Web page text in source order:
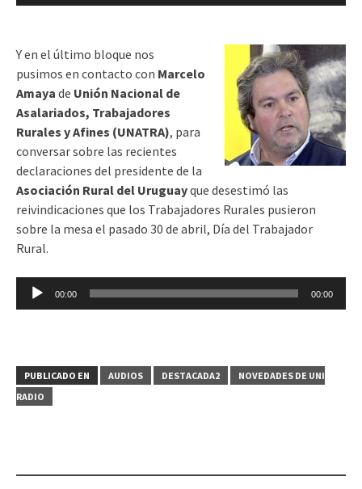
Y en el último bloque nos
pusimos en contacto con Marcelo
Amaya de Unión Nacional de
Asalariados, Trabajadores
Rurales y Afines (UNATRA), para
conversar sobre las recientes
declaraciones del presidente de la
Asociación Rural del Uruguayque desestimó las
reivindicaciones que los Trabajadores Rurales pusieron
sobre la mesa el pasado 30 de abril, Día del Trabajador
Rural.
Reproductor
00:00 00:00
PUBLICADO EN AUDIOS DESTACADA2
NOVEDADES DE UNI
RADIO